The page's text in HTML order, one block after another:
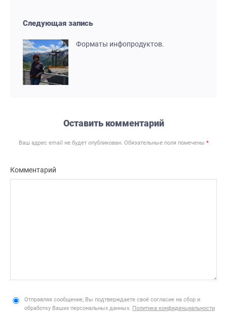
Следующая запись
Форматы инфопродуктов.
Оставить комментарий
Ваш адрес email не будет опубликован. Обязательные поля помечены *
Комментарий
Отправляя сообщение, Вы подтверждаете своё согласие на сбор и
обработку Ваших персональных данных. Политика конфиденциальности